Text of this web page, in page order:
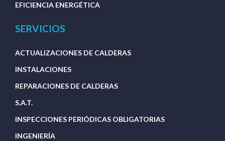
EFICIENCIA ENERGÉTICA
SERVICIOS
ACTUALIZACIONES DE CALDERAS
INSTALACIONES
REPARACIONES DE CALDERAS
S.A.T.
INSPECCIONES PERIÓDICAS OBLIGATORIAS
INGENIERÍA